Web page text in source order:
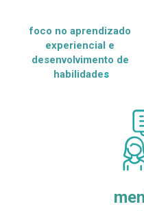
foco no aprendizado
experiencial e
desenvolvimento de
habilidades